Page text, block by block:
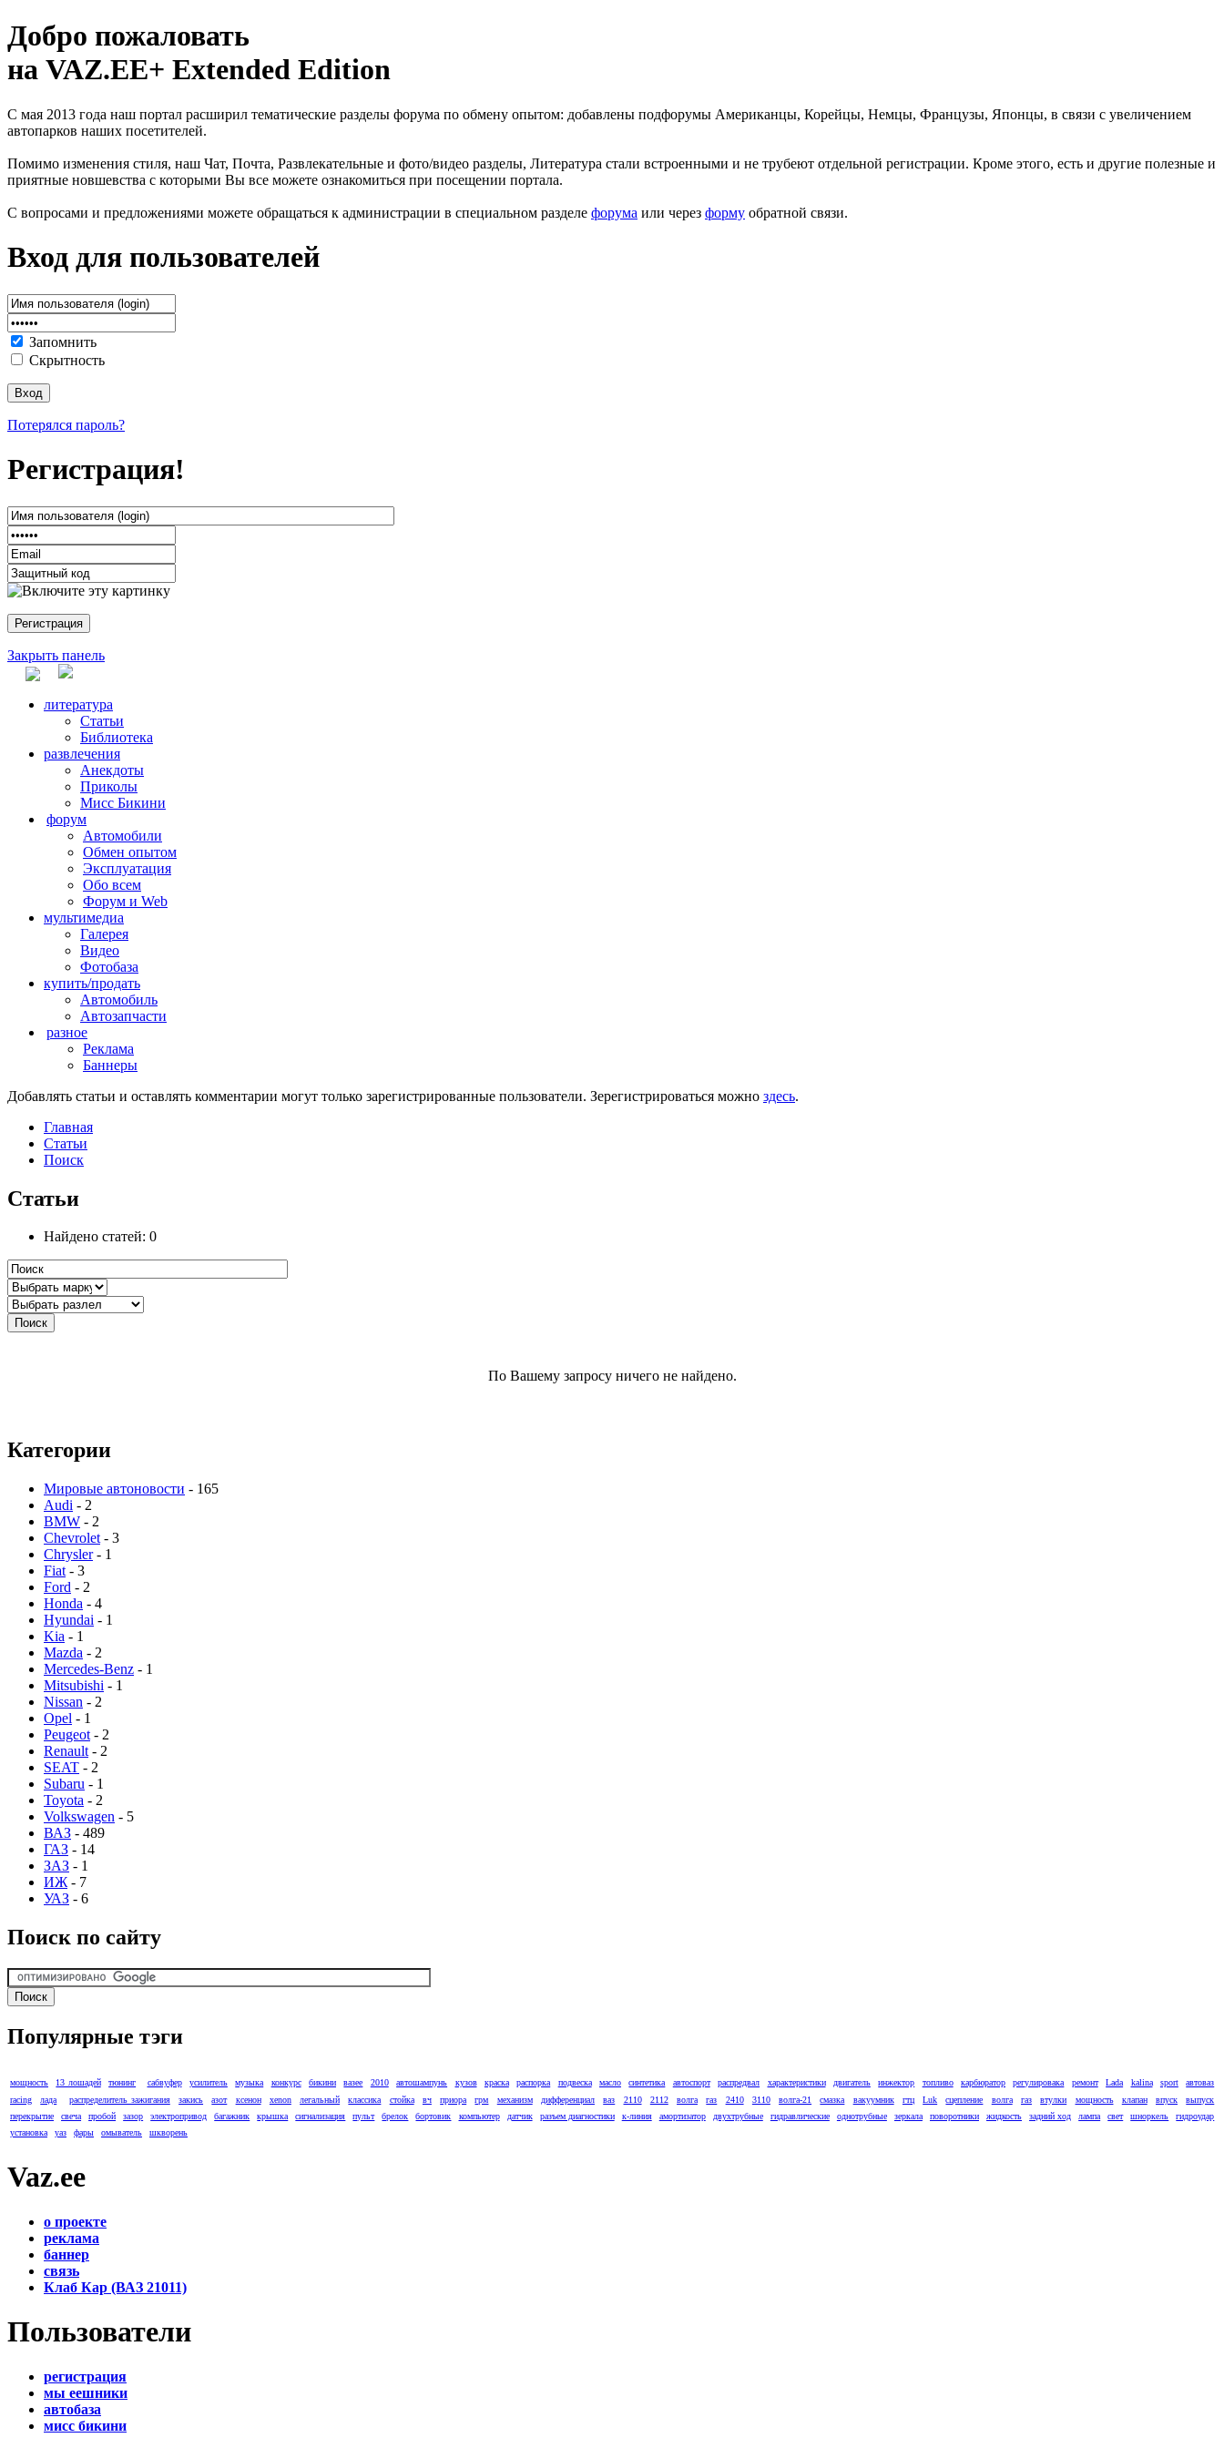
Добро пожаловать
на VAZ.EE+ Extended Edition
С мая 2013 года наш портал расширил тематические разделы форума по обмену опытом: добавлены подфорумы Американцы, Корейцы, Немцы, Французы, Японцы, в связи с увеличением
автопарков наших посетителей.
Помимо изменения стиля, наш Чат, Почта, Развлекательные и фото/видео разделы, Литература стали встроенными и не трубеют отдельной регистрации. Кроме этого, есть и другие полезные и
приятные новшевства с которыми Вы все можете ознакомиться при посещении портала.
С вопросами и предложениями можете обращаться к администрации в специальном разделе форума или через форму обратной связи.
Вход для пользователей
Запомнить
Скрытность
Потерялся пароль?
Регистрация!
Закрыть панель
литература
Статьи
Библиотека
развлечения
Анекдоты
Приколы
Мисс Бикини
форум
Автомобили
Обмен опытом
Эксплуатация
Обо всем
Форум и Web
мультимедиа
Галерея
Видео
Фотобаза
купить/продать
Автомобиль
Автозапчасти
разное
Реклама
Баннеры
Добавлять статьи и оставлять комментарии могут только зарегистрированные пользователи. Зерегистрироваться можно здесь.
Главная
Статьи
Поиск
Статьи
Найдено статей: 0
По Вашему запросу ничего не найдено.
Категории
Мировые автоновости - 165
Audi - 2
BMW - 2
Chevrolet - 3
Chrysler- 1
Fiat - 3
Ford - 2
Honda - 4
Hyundai - 1
Kia - 1
Mazda - 2
Mercedes-Benz - 1
Mitsubishi - 1
Nissan - 2
Opel - 1
Peugeot - 2
Renault - 2
SEAT - 2
Subaru - 1
Toyota - 2
Volkswagen - 5
ВАЗ - 489
ГАЗ - 14
ЗАЗ - 1
ИЖ - 7
УАЗ - 6
Поиск по сайту
Популярные тэги
мощность 13 лошадей тюнинг сабвуфер усилитель музыка конкурс бикини вазее 2010 автошампунь кузов краска распорка подвеска масло синтетика автоспорт распредвал характеристики двигатель инжектор топливо карбюратор регулировака ремонт Lada kalina sport
автоваз
racing
лада распределитель зажигания закись азот ксенон xenon легальный классика стойка вч приора грм механизм дифференциал ваз 2110 2112 волга газ 2410 3110 волга-21 смазка вакуумник гтц Luk сцепление волга газ втулки мощность клапан впуск
выпуск
перекрытие
свеча пробой зазор электропривод багажник крышка сигнализация пульт брелок бортовик компьютер датчик разъем диагностики к-линия амортизатор двухтрубные гидравлические однотрубные зеркала поворотники жидкость задний ход лампа свет шноркель
гидроудар
установка
уаз фары омыватель шкворень
Vaz.ee
о проекте
реклама
баннер
связь
Клаб Кар (ВАЗ 21011)
Пользователи
регистрация
мы еешники
автобаза
мисс бикини